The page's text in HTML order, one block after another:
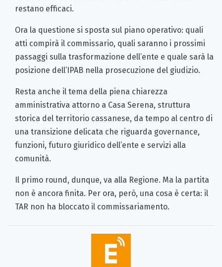
restano efficaci.
Ora la questione si sposta sul piano operativo: quali
atti compirà il commissario, quali saranno i prossimi
passaggi sulla trasformazione dell’ente e quale sarà la
posizione dell’IPAB nella prosecuzione del giudizio.
Resta anche il tema della piena chiarezza
amministrativa attorno a Casa Serena, struttura
storica del territorio cassanese, da tempo al centro di
una transizione delicata che riguarda governance,
funzioni, futuro giuridico dell’ente e servizi alla
comunità.
Il primo round, dunque, va alla Regione. Ma la partita
non è ancora finita. Per ora, però, una cosa è certa: il
TAR non ha bloccato il commissariamento.